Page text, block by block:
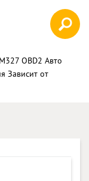
OBD2 Авто
Зависит от